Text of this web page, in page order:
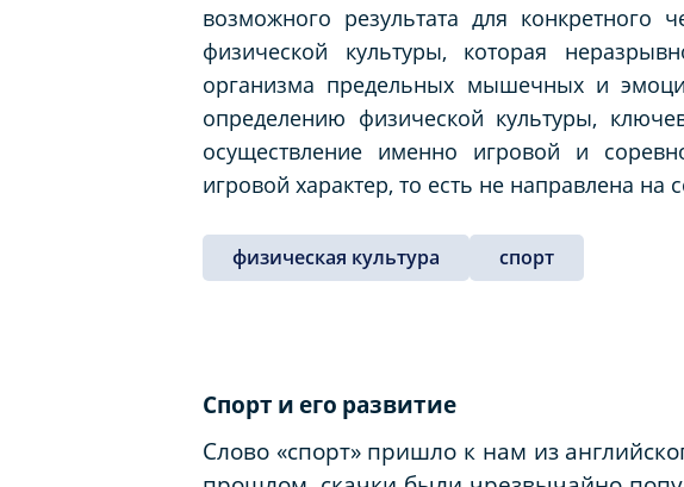
возможного результата для конкретного
физической культуры, которая
организма предельных мышечных и
определению физической культуры,
осуществление именно игровой и
игровой характер, то есть не направлена
физическая культура спорт
Спорт и его развитие
Слово «спорт» пришло к нам из